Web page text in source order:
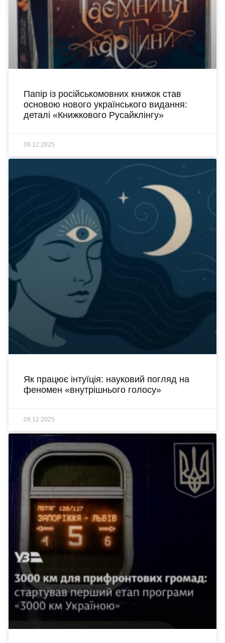
Папір із російськомовних книжок став
основою нового українського видання:
деталі «Книжкового Русайклінгу»
09.12.2025
Як працює інтуїція: науковий погляд на
феномен «внутрішнього голосу»
09.12.2025